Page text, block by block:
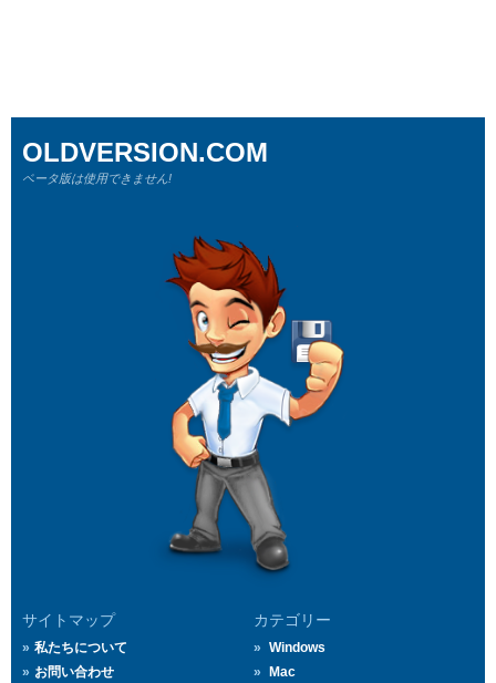
サイトマップ
私たちについて
お問い合わせ
カテゴリー
Windows
Mac
OLDVERSION.COM
ベータ版は使用できません!